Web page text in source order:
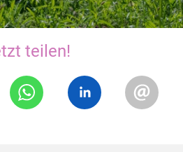
teilen!